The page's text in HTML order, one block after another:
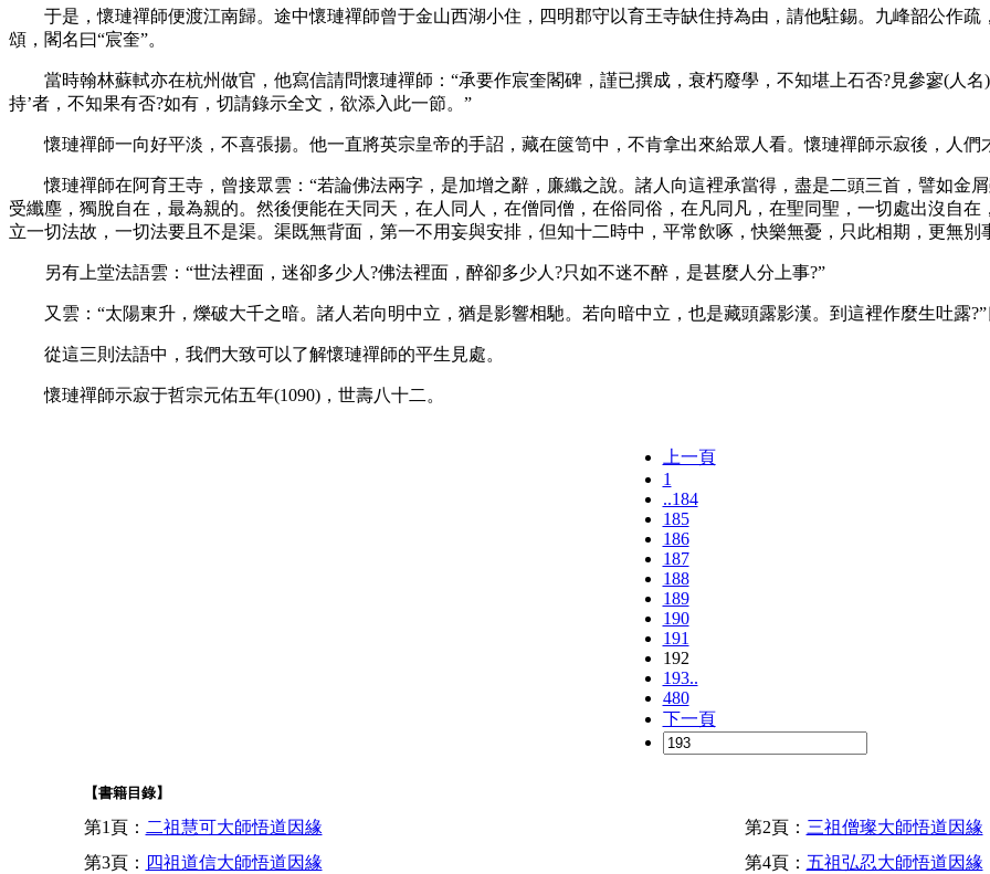
于是，懷璉禪師便渡江南歸。途中懷璉禪師曾于金山西湖小住，四明郡守以育王寺缺住持為由，請他駐錫。九峰韶公作疏
頌，閣名曰“宸奎”。
當時翰林蘇軾亦在杭州做官，他寫信請問懷璉禪師：“承要作宸奎閣碑，謹已撰成，衰朽廢學，不知堪上石否?見參寥(人名
持’者，不知果有否?如有，切請錄示全文，欲添入此一節。”
懷璉禪師一向好平淡，不喜張揚。他一直將英宗皇帝的手詔，藏在篋笥中，不肯拿出來給眾人看。懷璉禪師示寂後，人們
懷璉禪師在阿育王寺，曾接眾雲：“若論佛法兩字，是加增之辭，廉纖之說。諸人向這裡承當得，盡是二頭三首，譬如金
受纖塵，獨脫自在，最為親的。然後便能在天同天，在人同人，在僧同僧，在俗同俗，在凡同凡，在聖同聖，一切處出沒自
立一切法故，一切法要且不是渠。渠既無背面，第一不用妄與安排，但知十二時中，平常飲啄，快樂無憂，只此相期，更無
另有上堂法語雲：“世法裡面，迷卻多少人?佛法裡面，醉卻多少人?只如不迷不醉，是甚麼人分上事?”
又雲：“太陽東升，爍破大千之暗。諸人若向明中立，猶是影響相馳。若向暗中立，也是藏頭露影漢。到這裡作麼生吐露
從這三則法語中，我們大致可以了解懷璉禪師的平生見處。
懷璉禪師示寂于哲宗元佑五年(1090)，世壽八十二。
上一頁
1
..184
185
186
187
188
189
190
191
192
193..
480
下一頁
【書籍目錄】
第1頁： 二祖慧可大師悟道因緣 第2頁： 三祖僧璨大師悟道因緣
第3頁： 四祖道信大師悟道因緣 第4頁： 五祖弘忍大師悟道因緣